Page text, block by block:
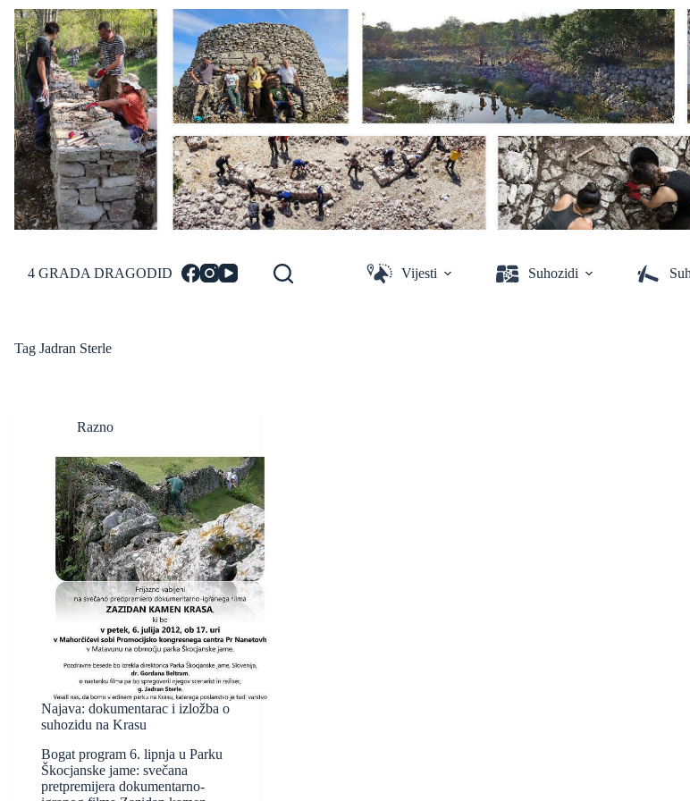
Skip
content
4 GRADA DRAGODID Vijesti Suhozidi
Tag Jadran Sterle
Razno
Najava: dokumentarac i izložba o
suhozidu na Krasu
Bogat program 6. lipnja u Parku
Škocjanske jame: svečana
pretpremijera dokumentarno-